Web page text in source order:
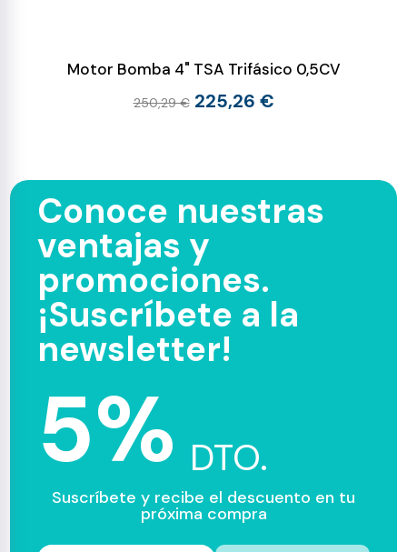
Motor Bomba 4" TSA Trifásico 0,5CV
250,29 € 225,26 €
Conoce nuestras
ventajas y
promociones.
¡Suscríbete a la
newsletter!
5% DTO.
Suscríbete y recibe el descuento en tu
próxima compra